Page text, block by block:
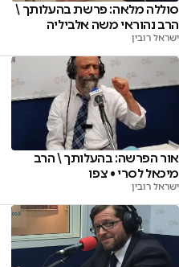
סוללה מלאה: פרשת בהעלותך \
הרב נהוראי משה אלביליה
ישראל רובין
אור הפרשה: בהעלותך \ הרב
מיכאל לסרי • צפו
ישראל רובין